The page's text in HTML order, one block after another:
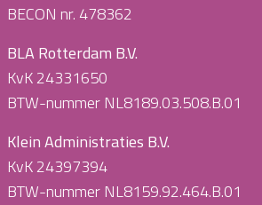
BECON nr. 478362
BLA Rotterdam B.V.
KvK 24331650
BTW-nummer NL8189.03.508.B.01
Klein Administraties B.V.
KvK 24397394
BTW-nummer NL8159.92.464.B.01